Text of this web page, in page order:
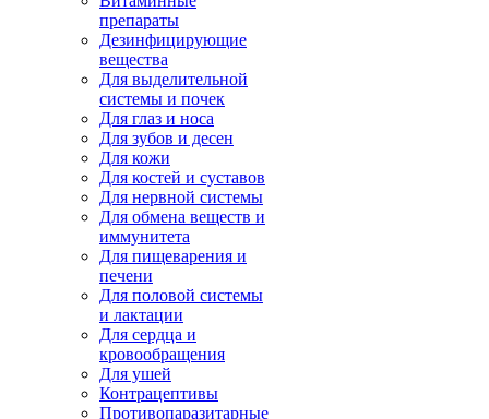
препараты
Дезинфицирующие
вещества
Для выделительной
системы и почек
Для глаз и носа
Для зубов и десен
Для кожи
Для костей и суставов
Для нервной системы
Для обмена веществ и
иммунитета
Для пищеварения и
печени
Для половой системы
и лактации
Для сердца и
кровообращения
Для ушей
Контрацептивы
Противопаразитарные